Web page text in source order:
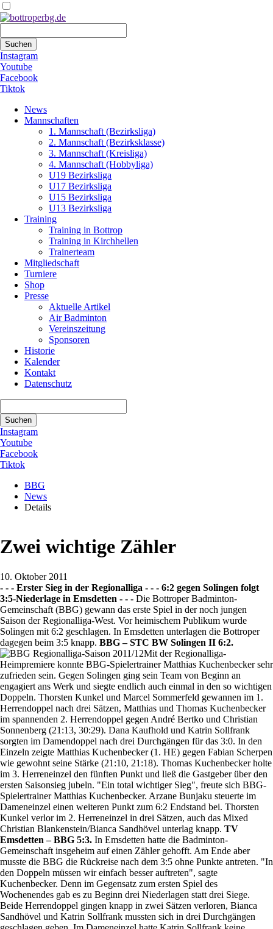
Suchen
Instagram
Youtube
Facebook
Tiktok
überspringen
News
Mannschaften
1. Mannschaft (Bezirksliga)
2. Mannschaft (Bezirksklasse)
3. Mannschaft (Kreisliga)
4. Mannschaft (Hobbyliga)
U19 Bezirksliga
U17 Bezirksliga
U15 Bezirksliga
U13 Bezirksliga
Training
Training in Bottrop
Training in Kirchhellen
Trainerteam
Mitgliedschaft
Turniere
Shop
Presse
Aktuelle Artikel
Air Badminton
Vereinszeitung
Sponsoren
Historie
Kalender
Kontakt
Datenschutz
Suchen
Instagram
Youtube
Facebook
Tiktok
BBG
News
Details
Zwei wichtige Zähler
10. Oktober 2011
- - - Erster Sieg in der Regionalliga - - - 6:2 gegen Solingen folgt
3:5-Niederlage in Emsdetten - - - Die Bottroper Badminton-
Gemeinschaft (BBG) gewann das erste Spiel in der noch jungen
Saison der Regionalliga-West. Vor heimischem Publikum wurde
Solingen mit 6:2 geschlagen. In Emsdetten unterlagen die Bottroper
dagegen beim 3:5 knapp. BBG – STC BW Solingen II 6:2.
Mit der Regionalliga-
Heimpremiere konnte BBG-Spielertrainer Matthias Kuchenbecker sehr
zufrieden sein. Gegen Solingen ging sein Team von Beginn an
engagiert ans Werk und siegte endlich auch einmal in den so wichtigen
Doppeln. Thorsten Kunkel und Marcel Sommerfeld gewannen im 1.
Herrendoppel nach drei Sätzen, Matthias und Thomas Kuchenbecker
im spannenden 2. Herrendoppel gegen André Bertko und Christian
Sonnenberg (21:13, 30:29). Dana Kaufhold und Katrin Sollfrank
sorgten im Damendoppel nach drei Durchgängen für das 3:0. In den
Einzeln zeigte Matthias Kuchenbecker (1. HE) gegen Fabian Scherpen
wie gewohnt seine Stärke (21:10, 21:18). Thomas Kuchenbecker holte
im 3. Herreneinzel den fünften Punkt und ließ die Gastgeber über den
ersten Saisonsieg jubeln. "Ein total wichtiger Sieg", freute sich BBG-
Spielertrainer Matthias Kuchenbecker. Arzane Bunjaku steuerte im
Dameneinzel einen weiteren Punkt zum 6:2 Endstand bei. Thorsten
Kunkel verlor im 2. Herreneinzel in drei Sätzen, auch das Mixed
Christian Blankenstein/Bianca Sandhövel unterlag knapp. TV
Emsdetten – BBG 5:3. In Emsdetten hatte die Badminton-
Gemeinschaft insgeheim auf einen Zähler gehofft. Am Ende aber
musste die BBG die Rückreise nach dem 3:5 ohne Punkte antreten. "In
den Doppeln müssen wir einfach besser auftreten", sagte
Kuchenbecker. Denn im Gegensatz zum ersten Spiel des
Wochenendes gab es zu Beginn drei Niederlagen statt drei Siege.
Beide Herrendoppel gingen knapp in zwei Sätzen verloren, Bianca
Sandhövel und Katrin Sollfrank mussten sich in drei Durchgängen